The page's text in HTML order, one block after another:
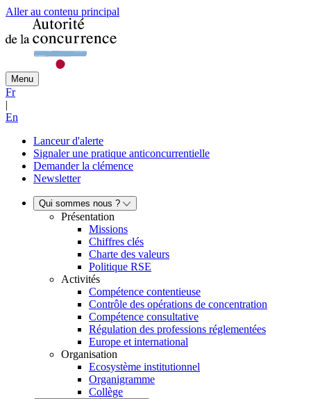
Aller au contenu principal
Menu
Fr
|
En
Lanceur d'alerte
Signaler une pratique anticoncurrentielle
Demander la clémence
Newsletter
Qui sommes nous ?
Présentation
Missions
Chiffres clés
Charte des valeurs
Politique RSE
Activités
Compétence contentieuse
Contrôle des opérations de concentration
Compétence consultative
Régulation des professions réglementées
Europe et international
Organisation
Ecosystème institutionnel
Organigramme
Collège